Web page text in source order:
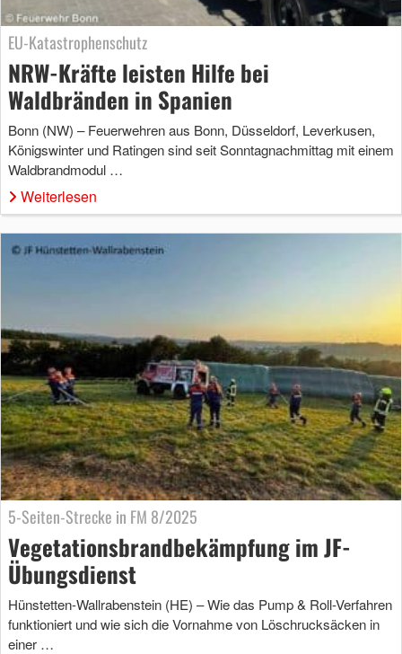
EU-Katastrophenschutz
NRW-Kräfte leisten Hilfe bei
Waldbränden in Spanien
Bonn (NW) – Feuerwehren aus Bonn, Düsseldorf, Leverkusen,
Königswinter und Ratingen sind seit Sonntagnachmittag mit einem
Waldbrandmodul …
Weiterlesen
5-Seiten-Strecke in FM 8/2025
Vegetationsbrandbekämpfung im JF-
Übungsdienst
Hünstetten-Wallrabenstein (HE) – Wie das Pump & Roll-Verfahren
funktioniert und wie sich die Vornahme von Löschrucksäcken in
einer …